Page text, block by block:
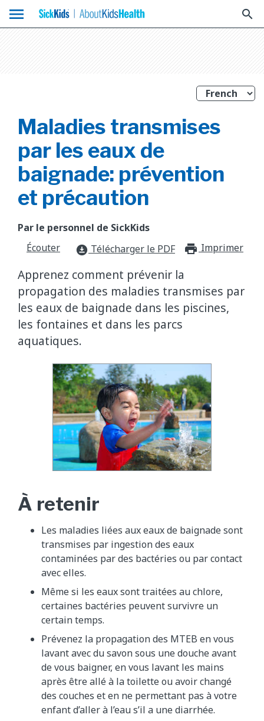
menu search
Maladies transmises
par les eaux de
baignade: prévention
et précaution
Par le personnel de SickKids
Écouter
download_for_offline Télécharger le PDF Imprimer
Apprenez comment prévenir la
propagation des maladies transmises par
les eaux de baignade dans les piscines,
les fontaines et dans les parcs
aquatiques.
À retenir
Les maladies liées aux eaux de baignade sont
transmises par ingestion des eaux
contaminées par des bactéries ou par contact
avec elles.
Même si les eaux sont traitées au chlore,
certaines bactéries peuvent survivre un
certain temps.
Prévenez la propagation des MTEB en vous
lavant avec du savon sous une douche avant
de vous baigner, en vous lavant les mains
après être allé à la toilette ou avoir changé
des couches et en ne permettant pas à votre
enfant d’aller à l’eau s’il a une diarrhée.